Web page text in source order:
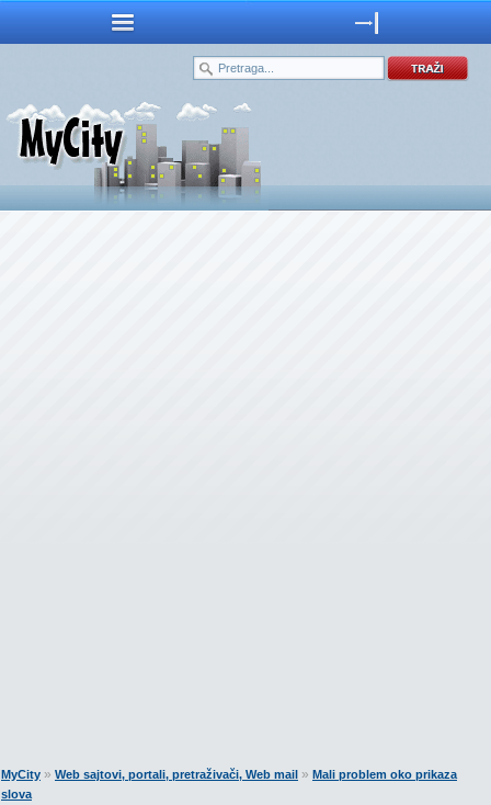
MyCity » Web sajtovi, portali, pretraživači, Web mail » Mali problem oko prikaza
slova